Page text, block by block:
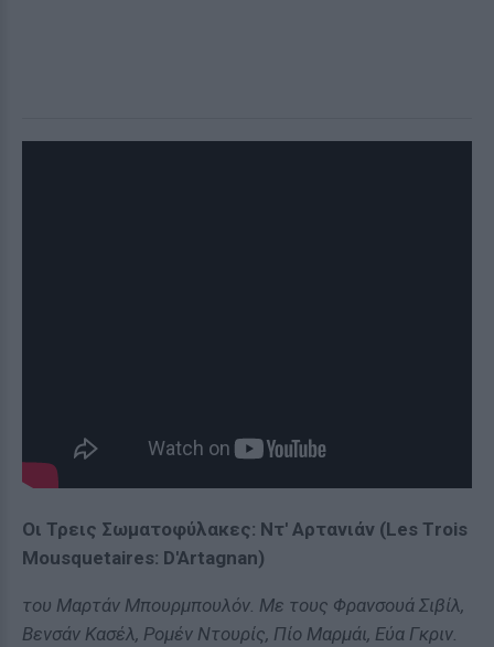
Οι Τρεις Σωματοφύλακες: Ντ' Αρτανιάν (Les Τrois
Μousquetaires: D'Artagnan)
του Μαρτάν Μπουρμπουλόν. Με τους Φρανσουά Σιβίλ,
Βενσάν Κασέλ, Ρομέν Ντουρίς, Πίο Μαρμάι, Εύα Γκριν.